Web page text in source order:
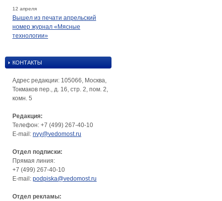
12 апреля
Вышел из печати апрельский
номер журнал «Мясные
технологии»
КОНТАКТЫ
Адрес редакции: 105066, Москва,
Токмаков пер., д. 16, стр. 2, пом. 2,
комн. 5
Редакция:
Телефон: +7 (499) 267-40-10
E-mail: nvy@vedomost.ru
Отдел подписки:
Прямая линия:
+7 (499) 267-40-10
E-mail: podpiska@vedomost.ru
Отдел рекламы: